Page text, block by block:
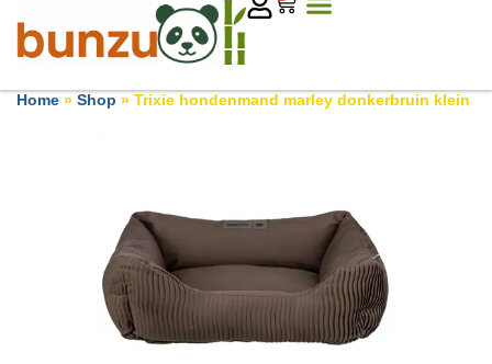
Home » Shop » Trixie hondenmand marley donkerbruin klein